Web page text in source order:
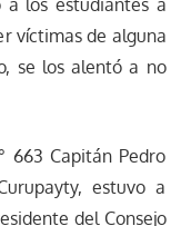
víctimas de alguna
se los alentó a no
663 Capitán Pedro
estuvo a
del Consejo